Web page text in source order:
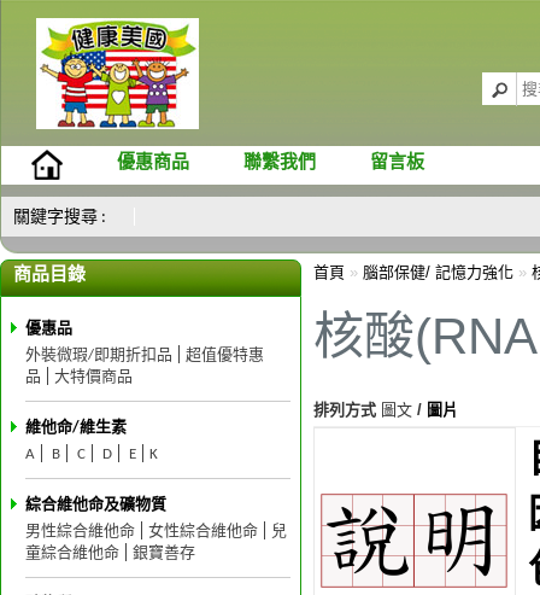
優惠商品 聯繫我們 留言板
關鍵字搜尋 :
商品目錄
優惠品
外裝微瑕/即期折扣品
超值優特惠
品
大特價商品
維他命/維生素
A
B C D E K
綜合維他命及礦物質
男性綜合維他命
女性綜合維他命
兒
童綜合維他命
銀寶善存
首頁 » 腦部保健/ 記憶力強化 »
核酸
排列方式 圖文 / 圖片